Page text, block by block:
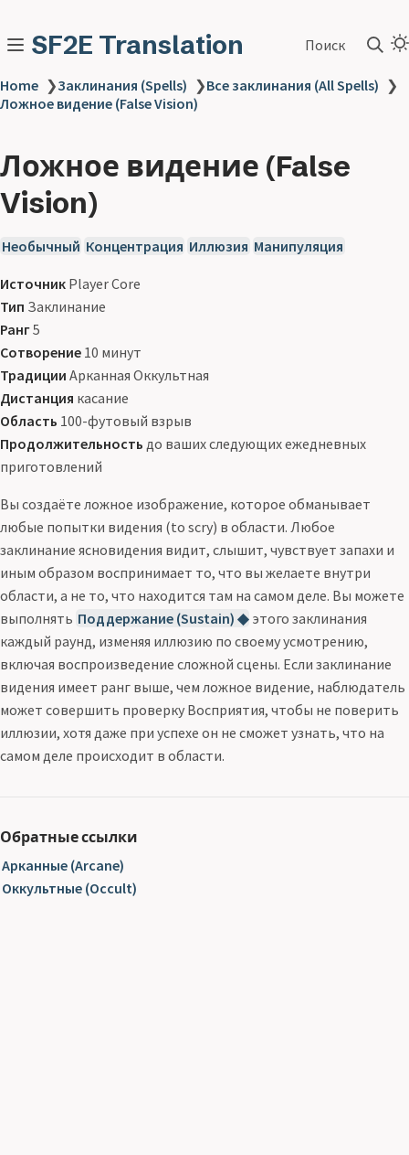
SF2E Translation Поиск
Home ❯Заклинания (Spells) ❯Все заклинания (All Spells) ❯
Ложное видение (False Vision)
Ложное видение (False
Vision)
Необычный Концентрация Иллюзия Манипуляция
Источник Player Core
Тип Заклинание
Ранг5
Сотворение 10 минут
Традиции Арканная Оккультная
Дистанция касание
Область 100-футовый взрыв
Продолжительность до ваших следующих ежедневных
приготовлений
Вы создаёте ложное изображение, которое обманывает
любые попытки видения (to scry) в области. Любое
заклинание ясновидения видит, слышит, чувствует запахи и
иным образом воспринимает то, что вы желаете внутри
области, а не то, что находится там на самом деле. Вы можете
выполнять Поддержание (Sustain) ◆ этого заклинания
каждый раунд, изменяя иллюзию по своему усмотрению,
включая воспроизведение сложной сцены. Если заклинание
видения имеет ранг выше, чем ложное видение, наблюдатель
может совершить проверку Восприятия, чтобы не поверить
иллюзии, хотя даже при успехе он не сможет узнать, что на
самом деле происходит в области.
Обратные ссылки
Арканные (Arcane)
Оккультные (Occult)